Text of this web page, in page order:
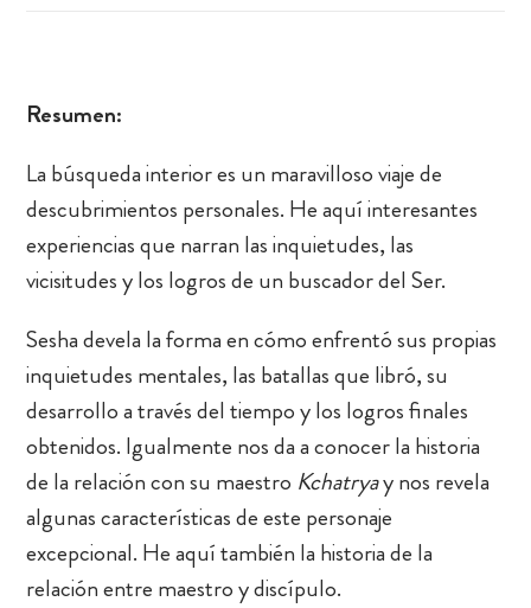
Resumen:
La búsqueda interior es un maravilloso viaje de
descubrimientos personales. He aquí interesantes
experiencias que narran las inquietudes, las
vicisitudes y los logros de un buscador del Ser.
Sesha devela la forma en cómo enfrentó sus propias
inquietudes mentales, las batallas que libró, su
desarrollo a través del tiempo y los logros finales
obtenidos. Igualmente nos da a conocer la historia
de la relación con su maestro Kchatryay nos revela
algunas características de este personaje
excepcional. He aquí también la historia de la
relación entre maestro y discípulo.